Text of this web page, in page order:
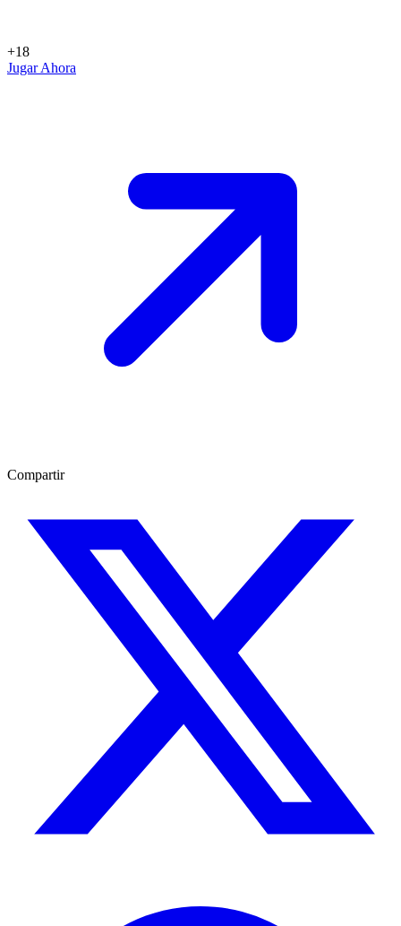
+18
Jugar Ahora
Compartir